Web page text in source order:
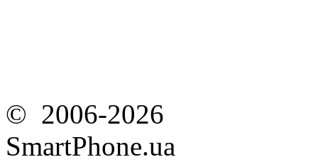
© 2006-2026
SmartPhone.ua